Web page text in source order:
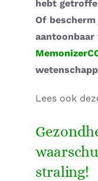
hebt
Of
Lees ook
straling!